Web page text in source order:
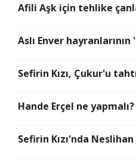
Afili Aşk için tehlike
Aslı Enver hayranlarının
Sefirin Kızı, Çukur'u
Hande Erçel ne yapmalı?
Sefirin Kızı'nda